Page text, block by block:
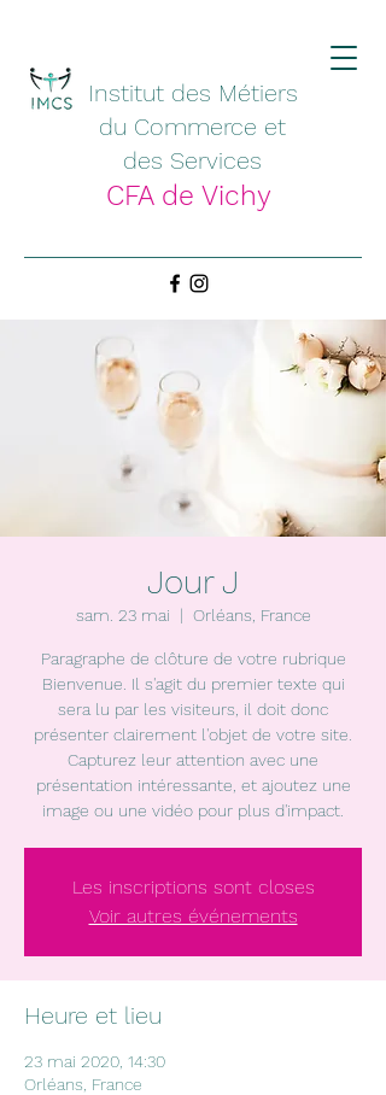
Institut des Métiers
du Commerce et
des Services
CFA de Vichy
Jour J
sam. 23 mai
  |
Orléans, France
Paragraphe de clôture de votre rubrique
Bienvenue. Il s'agit du premier texte qui
sera lu par les visiteurs, il doit donc
présenter clairement l'objet de votre site.
Capturez leur attention avec une
présentation intéressante, et ajoutez une
image ou une vidéo pour plus d'impact.
Les inscriptions sont closes
Voir autres événements
Heure et lieu
23 mai 2020, 14:30
Orléans, France